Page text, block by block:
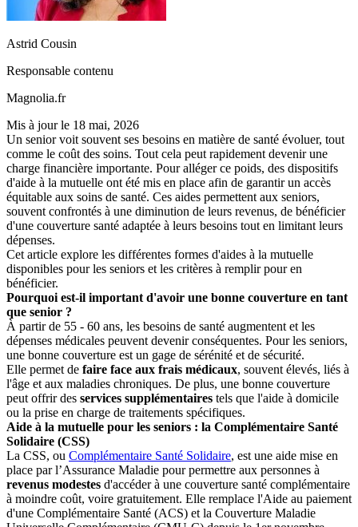
Astrid Cousin
Responsable contenu
Magnolia.fr
Mis à jour le 18 mai, 2026
Un senior voit souvent ses besoins en matière de santé évoluer, tout
comme le coût des soins. Tout cela peut rapidement devenir une
charge financière importante. Pour alléger ce poids, des dispositifs
d'aide à la mutuelle ont été mis en place afin de garantir un accès
équitable aux soins de santé. Ces aides permettent aux seniors,
souvent confrontés à une diminution de leurs revenus, de bénéficier
d'une couverture santé adaptée à leurs besoins tout en limitant leurs
dépenses.
Cet article explore les différentes formes d'aides à la mutuelle
disponibles pour les seniors et les critères à remplir pour en
bénéficier.
Pourquoi est-il important d'avoir une bonne couverture en tant
que senior ?
À partir de 55 - 60 ans, les besoins de santé augmentent et les
dépenses médicales peuvent devenir conséquentes. Pour les seniors,
une bonne couverture est un gage de sérénité et de sécurité.
Elle permet de faire face aux frais médicaux, souvent élevés, liés à
l'âge et aux maladies chroniques. De plus, une bonne couverture
peut offrir des services supplémentaires tels que l'aide à domicile
ou la prise en charge de traitements spécifiques.
Aide à la mutuelle pour les seniors : la Complémentaire Santé
Solidaire (CSS)
La CSS, ou Complémentaire Santé Solidaire, est une aide mise en
place par l’Assurance Maladie pour permettre aux personnes à
revenus modestes d'accéder à une couverture santé complémentaire
à moindre coût, voire gratuitement. Elle remplace l'Aide au paiement
d'une Complémentaire Santé (ACS) et la Couverture Maladie